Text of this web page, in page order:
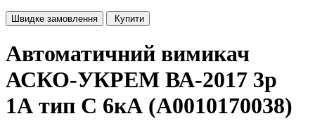
Швидке замовлення Купити
Автоматичний вимикач
АСКО-УКРЕМ ВА-2017 3p
1А тип C 6кА (A0010170038)